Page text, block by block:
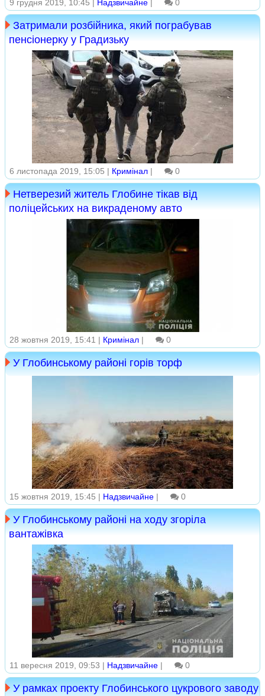
9 грудня 2019, 10:45 | Надзвичайне | 0
Затримали розбійника, який пограбував
пенсіонерку у Градизьку
6 листопада 2019, 15:05 | Кримінал | 0
Нетверезий житель Глобине тікав від
поліцейських на викраденому авто
28 жовтня 2019, 15:41 | Кримінал | 0
У Глобинському районі горів торф
15 жовтня 2019, 15:45 | Надзвичайне | 0
У Глобинському районі на ходу згоріла
вантажівка
11 вересня 2019, 09:53 | Надзвичайне | 0
У рамках проекту Глобинського цукрового заводу